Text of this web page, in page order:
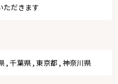
ただきます
, 千葉県 , 東京都 , 神奈川県